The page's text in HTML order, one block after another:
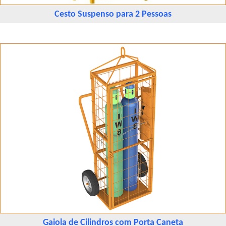
Cesto Suspenso para 2 Pessoas
Gaiola de Cilindros com Porta Caneta